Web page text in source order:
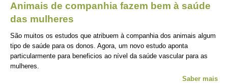
Animais de companhia fazem bem à saúde
das mulheres
São muitos os estudos que atribuem à companhia dos animais algum
tipo de saúde para os donos. Agora, um novo estudo aponta
particularmente para beneficios ao nível da saúde vascular para as
mulheres.
Saber mais